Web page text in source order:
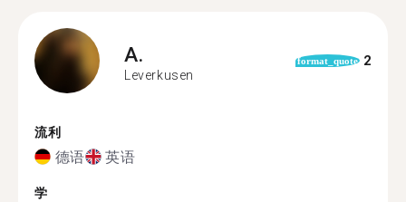
A.
Leverkusen
format_quote 2
流利
德语 英语
学